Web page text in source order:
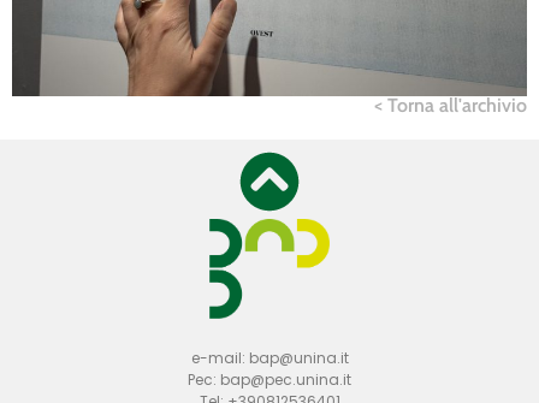
< Torna all'archivio
e-mail: bap@unina.it
Pec: bap@pec.unina.it